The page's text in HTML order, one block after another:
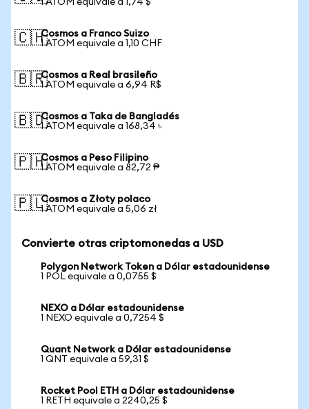
1 ATOM equivale a 1,74 $
🇨🇭Cosmos a Franco Suizo
1 ATOM equivale a 1,10 CHF
🇧🇷Cosmos a Real brasileño
1 ATOM equivale a 6,94 R$
🇧🇩Cosmos a Taka de Bangladés
1 ATOM equivale a 168,34 ৳
🇵🇭Cosmos a Peso Filipino
1 ATOM equivale a 82,72 ₱
🇵🇱Cosmos a Złoty polaco
1 ATOM equivale a 5,06 zł
Convierte otras criptomonedas a USD
Polygon Network Token a Dólar estadounidense
1 POL equivale a 0,0755 $
NEXO a Dólar estadounidense
1 NEXO equivale a 0,7254 $
Quant Network a Dólar estadounidense
1 QNT equivale a 59,31 $
Rocket Pool ETH a Dólar estadounidense
1 RETH equivale a 2240,25 $